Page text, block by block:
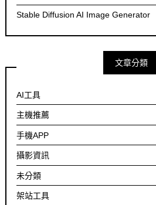
Stable Diffusion AI Image Generator
文章分類
AI工具
主機推薦
手機APP
攝影資訊
未分類
架站工具